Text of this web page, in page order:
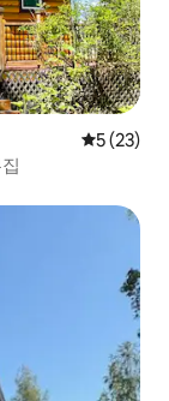
평점 5점
5 (23)